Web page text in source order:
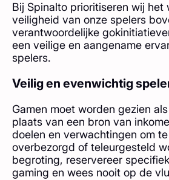
Bij Spinalto prioritiseren wij het
veiligheid van onze spelers
verantwoordelijke
een veilige en aangename
spelers.
Veilig en evenwichtig
Gamen moet worden gezien
plaats van een bron van
doelen en verwachtingen om
overbezorgd of teleurgesteld
begroting, reservereer
gaming en wees nooit op de